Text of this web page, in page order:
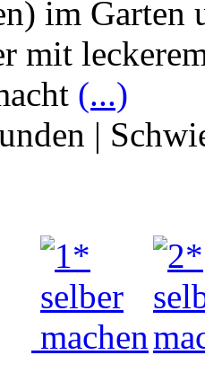
im Garten
mit
(...)
|